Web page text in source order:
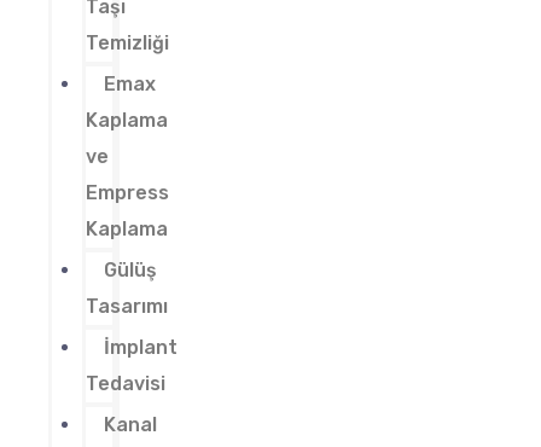
Taşı
Temizliği
Emax
Kaplama
ve
Empress
Kaplama
Gülüş
Tasarımı
İmplant
Tedavisi
Kanal